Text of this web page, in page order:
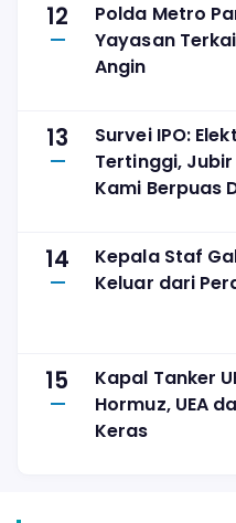
12
Polda Metro
Yayasan
Angin
13
Survei IPO:
Tertinggi,
Kami Berpuas
14
Kepala Staf
Keluar dari
15
Kapal Tanker
Hormuz, UEA
Keras